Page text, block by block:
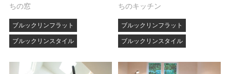
ちの窓
ブルックリンフラット
ブルックリンスタイル
ちのキッチン
ブルックリンフラット
ブルックリンスタイル